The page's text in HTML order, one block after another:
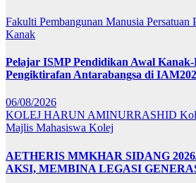
Fakulti Pembangunan Manusia Persatuan
Kanak
Pelajar ISMP Pendidikan Awal
Pengiktirafan Antarabangsa di
06/08/2026
KOLEJ HARUN AMINURRASHID
Majlis Mahasiswa Kolej
AETHERIS MMKHAR SIDANG
AKSI, MEMBINA LEGASI